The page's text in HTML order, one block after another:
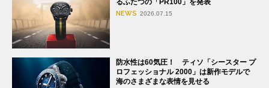
るふたつの「PR100」を発表
NEWS 2026.07.15
防水性は60気圧！ ティソ「シースター プ
ロフェッショナル 2000」は新作モデルで
海のさまざまな表情を見せる